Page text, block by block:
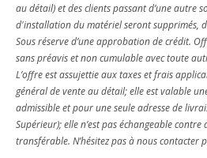
au détail) et des clients passant d’une autre
d'installation du matériel seront supprimés,
Sous réserve d’une approbation de crédit.
sans préavis et non cumulable avec toute
L’offre est assujettie aux taxes et frais
général de vente au détail; elle est valable
admissible et pour une seule adresse de
Supérieur); elle n’est pas échangeable contre
transférable. N’hésitez pas à nous contacter